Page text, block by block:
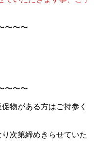
〜〜〜
〜〜〜
物がある方はご持参く
次第締めきらせていた